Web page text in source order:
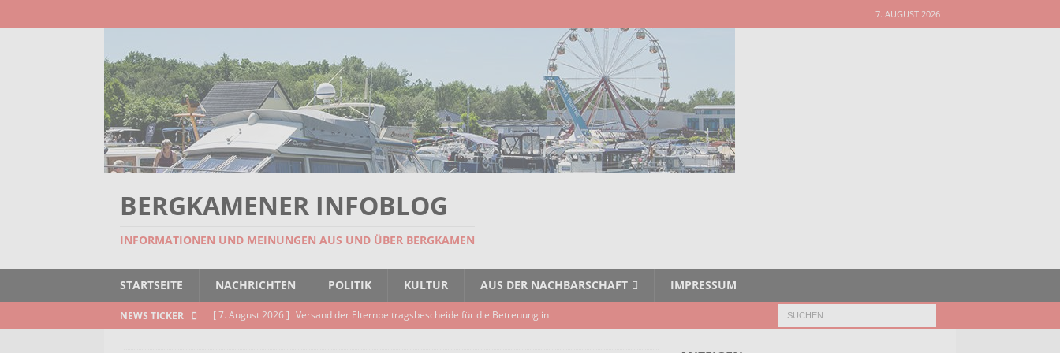
7. AUGUST 2026
BERGKAMENER INFOBLOG
INFORMATIONEN UND MEINUNGEN AUS UND ÜBER BERGKAMEN
STARTSEITE NACHRICHTEN POLITIK KULTUR AUS DER NACHBARSCHAFT IMPRESSUM
NEWS TICKER [ 7. August 2026 ] Versand der Elternbeitragsbescheide für die Betreuung in